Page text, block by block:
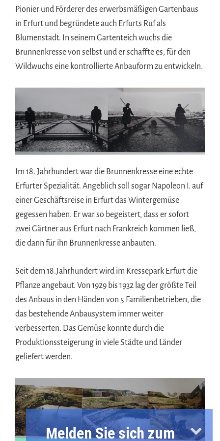
Pionier und Förderer des erwerbsmäßigen Gartenbaus
in Erfurt und begründete auch Erfurts Ruf als
Blumenstadt. In seinem Gartenteich wuchs die
Brunnenkresse von selbst und er schaffte es, für den
Wildwuchs eine kontrollierte Anbauform zu entwickeln.
Im 18. Jahrhundert war die Brunnenkresse eine echte
Erfurter Spezialität. Angeblich soll sogar Napoleon I. auf
einer Geschäftsreise in Erfurt das Wintergemüse
gegessen haben. Er war so begeistert, dass er sofort
zwei Gärtner aus Erfurt nach Frankreich kommen ließ,
die dann für ihn Brunnenkresse anbauten.
Seit dem 18.Jahrhundert wird im Kressepark Erfurt die
Pflanze angebaut. Von 1929 bis 1932 lag der größte Teil
des Anbaus in den Händen von 5 Familienbetrieben, die
das bestehende Anbausystem immer weiter
verbesserten. Das Gemüse konnte durch die
Produktionssteigerung in viele Städte und Länder
geliefert werden.
Melden Sie sich zum